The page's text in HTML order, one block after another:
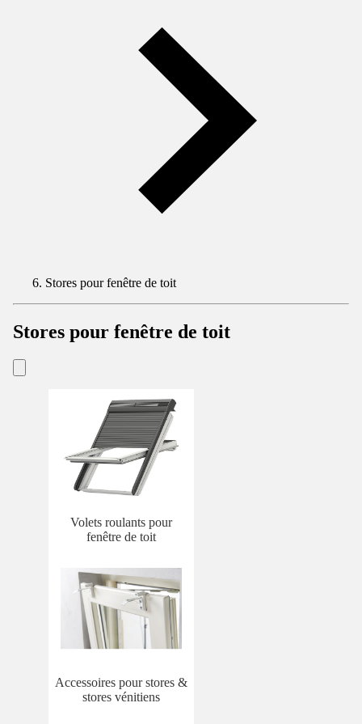
Stores pour fenêtre de toit
Stores pour fenêtre de toit
Volets roulants pour
fenêtre de toit
Accessoires pour stores &
stores vénitiens